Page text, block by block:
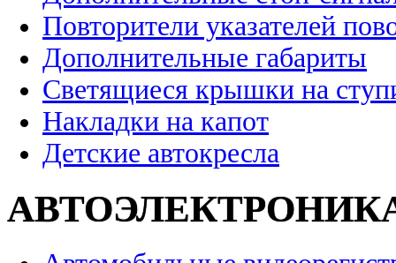
Повторители указателей
Дополнительные габариты
Светящиеся крышки на
Накладки на капот
Детские автокресла